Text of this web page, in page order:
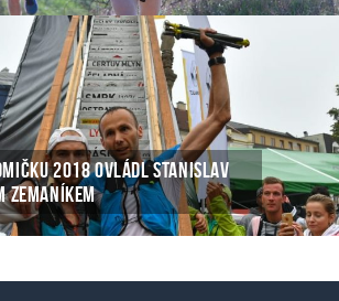
2018 OVLÁDL STANISLAV
ZEMANÍKEM